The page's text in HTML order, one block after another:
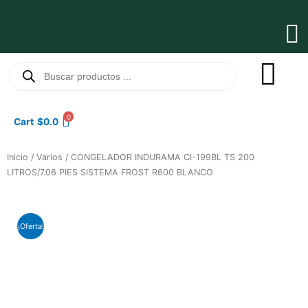
productos
Cart $0.0 0
Inicio / Varios / CONGELADOR INDURAMA CI-199BL TS 200
LITROS/7.06 PIES SISTEMA FROST R600 BLANCO
¡Oferta!